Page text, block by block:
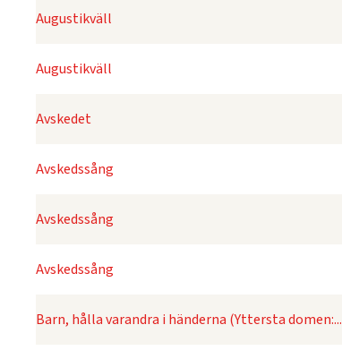
Augustikväll
Augustikväll
Avskedet
Avskedssång
Avskedssång
Avskedssång
Barn, hålla varandra i händerna (Yttersta domen:...